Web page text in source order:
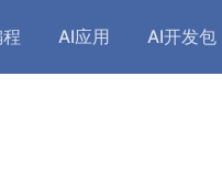
AI应用 AI开发包